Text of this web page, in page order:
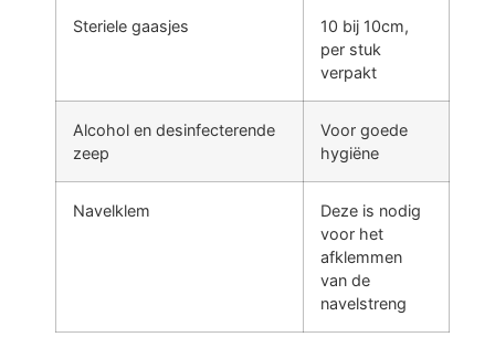
Steriele gaasjes
10 bij 10cm,
per stuk
verpakt
Alcohol en desinfecterende
zeep
Voor goede
hygiëne
Navelklem
Deze is nodig
voor het
afklemmen
van de
navelstreng